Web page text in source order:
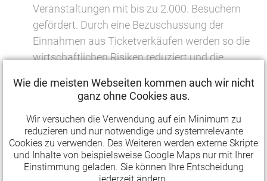
Veranstaltungen mit bis zu 2.000. Besuchern
gefördert. Durch eine Bezuschussung der
Einnahmen aus Ticketverkäufen werden so die
wirtschaftlichen Risiken reduziert und die
Veranstaltungen verbessert.
Daneben stellt der Sonderfonds ab 1. September
2021 eineAusfallabsicherung bereit, die
Kulturveranstaltungen ab 2.000 Besucherinnen
und Besuchern dadurch Planungssicherheit
Wie die meisten Webseiten kommen auch wir nicht
ganz ohne Cookies aus.
Wir versuchen die Verwendung auf ein Minimum zu
reduzieren und nur notwendige und systemrelevante
Cookies zu verwenden. Des Weiteren werden externe Skripte
und Inhalte von beispielsweise Google Maps nur mit Ihrer
Einstimmung geladen. Sie können Ihre Entscheidung
jederzeit ändern.